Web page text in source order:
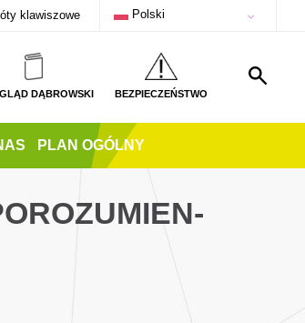
klawiszowe Polski
DĄBROWSKI BEZPIECZEŃSTWO
PLAN OGÓLNY